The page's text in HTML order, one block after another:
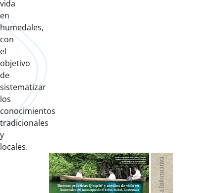
vida
en
humedales,
con
el
objetivo
de
sistematizar
los
conocimientos
tradicionales
y
locales.